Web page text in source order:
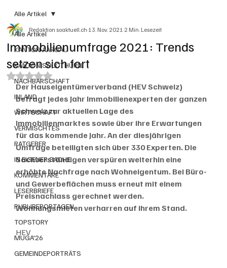
Alle Artikel
KANTON AARGAU
KANTON SOLOTHURN
NACHBARSCHAFT
INLAND
WIRTSCHAFT
VERMISCHTES
RATGEBER
IN EIGENER SACHE
KOMMENTARE
LESERBRIEFE
PUBLIREPORTAGEN
TOPSTORY
MUGA'26
GEMEINDEPORTRÄTS
Alle Artikel
Immobilienumfrage 2021: Trends
setzen sich fort
Redaktion soaktuell.ch13. Nov. 20212 Min. Lesezeit
Mit NaN von 5 Sternen bewertet.
Der Hauseigentümerverband (HEV Schweiz)
befragt jedes Jahr Immobilienexperten der ganzen
Schweiz zur aktuellen Lage des
Immobilienmarktes sowie über ihre Erwartungen
für das kommende Jahr. An der diesjährigen
Umfrage beteiligten sich über 330 Experten. Die
Sachverständigen verspüren weiterhin eine
erhöhte Nachfrage nach Wohneigentum. Bei Büro-
und Gewerbeflächen muss erneut mit einem
Preisnachlass gerechnet werden.
Wohnungsmieten verharren auf ihrem Stand.
HEV